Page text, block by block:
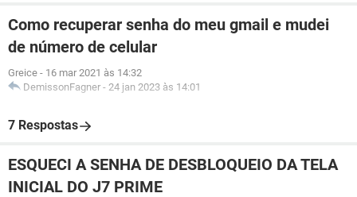
Como recuperar senha do meu gmail e mudei
de número de celular
Greice - 16 mar 2021 às 14:32
DemissonFagner - 24 jan 2023 às 14:01
7 Respostas
ESQUECI A SENHA DE DESBLOQUEIO DA TELA
INICIAL DO J7 PRIME